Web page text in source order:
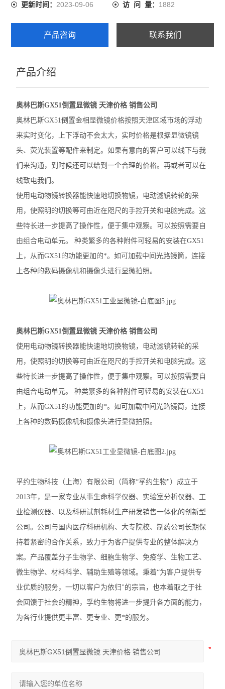
奥林巴斯GX53倒置显微镜
奥林巴斯CX22生物显微镜
Leica徕卡A60 F体视显微镜
Leica徕卡M165 C体视显微镜
Leica徕卡M50体视显微镜
奥林巴斯BX63生物显微镜
徕卡M125 C体视显微镜
徕卡DM2500生物显微镜
奥林巴斯IX83倒置显微镜
奥林巴斯显微镜镜头
Nikon尼康SMZ25体视显微镜
Nikon尼康LV100ND POL-DS偏光显微镜
Nikon尼康SMZ1270体视显微镜
奥林巴斯SZX10体视显微镜
尼康TS2-FL倒置显微镜
徕卡DM3000生物显微镜
徕卡DM2000生物显微镜
徕卡DM1000生物显微镜
徕卡DM750生物显微镜
徕卡DM500生物显微镜
尼康E200生物显微镜
尼康SMZ745体视显微镜
更新时间：2023-09-06 访 问 量： 1882
产品咨询 联系我们
产品介绍
奥林巴斯GX51倒置显微镜 天津价格 销售公司
奥林巴斯GX51倒置金相显微镜价格按照天津区域市场的浮动
来实时变化，上下浮动不会太大，实时价格是根据显微镜镜
头、荧光装置等配件来制定。如果有意向的客户可以线下与我
们来沟通，到时候还可以给到一个合理的价格。再或者可以在
线致电我们。
使用电动物镜转换器能快速地切换物镜，电动滤镜转轮的采
用，使照明的切换等可由近在咫尺的手控开关和电脑完成。这
些特长进一步提高了操作性，便于集中观察。可以按照需要自
由组合电动单元。 种类繁多的各种附件可轻易的安装在GX51
上，从而GX51的功能更加的*。如可加载中间光路镜筒，连接
上各种的数码摄像机和摄像头进行显微拍照。
奥林巴斯GX51倒置显微镜 天津价格 销售公司
使用电动物镜转换器能快速地切换物镜，电动滤镜转轮的采
用，使照明的切换等可由近在咫尺的手控开关和电脑完成。这
些特长进一步提高了操作性，便于集中观察。可以按照需要自
由组合电动单元。 种类繁多的各种附件可轻易的安装在GX51
上，从而GX51的功能更加的*。如可加载中间光路镜筒，连接
上各种的数码摄像机和摄像头进行显微拍照。
孚约生物科技（上海）有限公司（简称“孚约生物"）成立于
2013年，是一家专业从事生命科学仪器、实验室分析仪器、工
业检测仪器、以及科研试剂耗材生产研发销售一体化的创新型
公司。公司与国内医疗科研机构、大专院校、制药公司长期保
持着紧密的合作关系，致力于为客户提供专业的整体解决方
案。产品覆盖分子生物学、细胞生物学、免疫学、生物工艺、
微生物学、材料科学、辅助生殖等领域。秉着“为客户提供专
业优质的服务，一切以客户为依归"的宗旨，也本着取之于社
会回馈于社会的精神，孚约生物将进一步提升各方面的能力，
为各行业提供更丰富、更专业、更*的服务。